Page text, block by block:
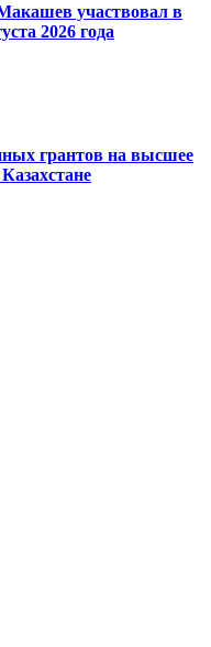
участвовал в
2026 года
грантов на высшее